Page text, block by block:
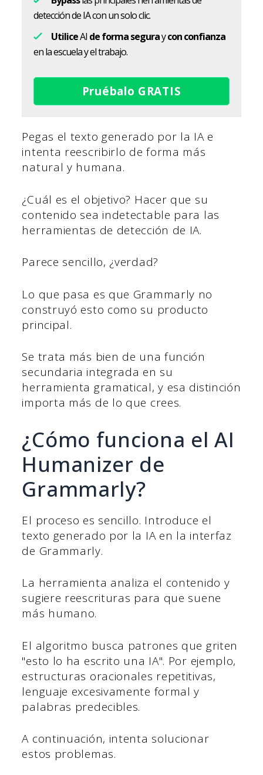
detección de IA con un solo clic.
UtiliceAI de forma seguraycon confianza
en la escuela y el trabajo.
Pruébalo GRATIS
Pegas el texto generado por la IA e
intenta reescribirlo de forma más
natural y humana.
¿Cuál es el objetivo? Hacer que su
contenido sea indetectable para las
herramientas de detección de IA.
Parece sencillo, ¿verdad?
Lo que pasa es que Grammarly no
construyó esto como su producto
principal.
Se trata más bien de una función
secundaria integrada en su
herramienta gramatical, y esa distinción
importa más de lo que crees.
¿Cómo funciona el AI
Humanizer de
Grammarly?
El proceso es sencillo. Introduce el
texto generado por la IA en la interfaz
de Grammarly.
La herramienta analiza el contenido y
sugiere reescrituras para que suene
más humano.
El algoritmo busca patrones que griten
"esto lo ha escrito una IA". Por ejemplo,
estructuras oracionales repetitivas,
lenguaje excesivamente formal y
palabras predecibles.
A continuación, intenta solucionar
estos problemas.